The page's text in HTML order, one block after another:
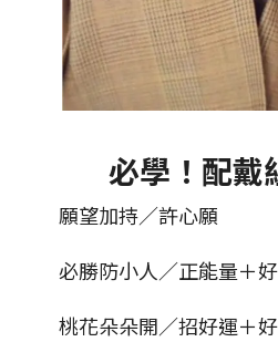
必學！配戴
願望加持／許心願
必勝防小人／正能量＋
桃花朵朵開／招好運＋